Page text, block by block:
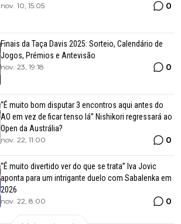
nov. 10, 15:05 0
Finais da Taça Davis 2025: Sorteio, Calendário de
Jogos, Prémios e Antevisão
nov. 23, 19:18 0
“É muito bom disputar 3 encontros aqui antes do
AO em vez de ficar tenso lá” Nishikori regressará ao
Open da Austrália?
nov. 22, 11:00 0
“É muito divertido ver do que se trata” Iva Jovic
aponta para um intrigante duelo com Sabalenka em
2026
nov. 22, 8:00 0